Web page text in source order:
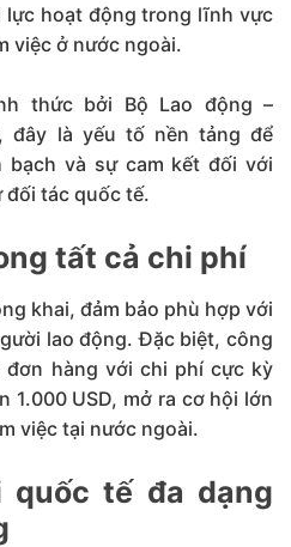
lực hoạt động trong lĩnh vực
việc ở nước ngoài.
thức bởi Bộ Lao động –
đây là yếu tố nền tảng để
và sự cam kết đối với
đối tác quốc tế.
tất cả chi phí
khai, đảm bảo phù hợp với
lao động. Đặc biệt, công
hàng với chi phí cực kỳ
1.000 USD, mở ra cơ hội lớn
việc tại nước ngoài.
quốc tế đa dạng